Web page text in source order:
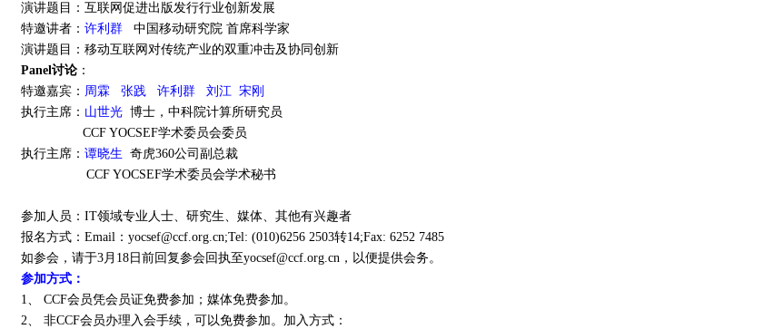
演讲题目：互联网促进出版发行行业创新发展
特邀讲者： 许利群 中国移动研究院 首席科学家
演讲题目：移动互联网对传统产业的双重冲击及协同创新
Panel讨论 ：
特邀嘉宾： 周霖 张践 许利群 刘江 宋刚
执行主席： 山世光 博士，中科院计算所研究员
CCF YOCSEF学术委员会委员
执行主席： 谭晓生 奇虎360公司副总裁
CCF YOCSEF学术委员会学术秘书
参加人员：IT领域专业人士、研究生、媒体、其他有兴趣者
报名方式：Email：yocsef@ccf.org.cn;Tel: (010)6256 2503转14;Fax: 6252 7485
如参会，请于3月18日前回复参会回执至yocsef@ccf.org.cn，以便提供会务。
参加方式：
1、 CCF会员凭会员证免费参加；媒体免费参加。
2、 非CCF会员办理入会手续，可以免费参加。加入方式：